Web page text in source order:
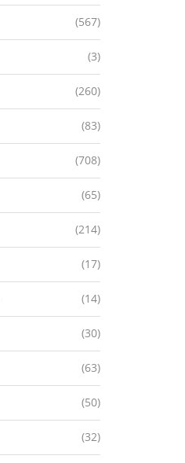
(567)
(3)
(260)
(83)
(708)
(65)
(214)
(17)
(14)
(30)
(63)
(50)
(32)